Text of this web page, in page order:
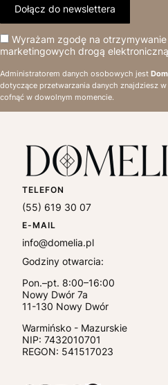
Dołącz do newslettera
Wyrażam zgodę na
marketingowych drogą
Administratorem danych osobowych jest
dotyczące przetwarzania danych znajdziesz w
cofnąć w dowolnym momencie.
TELEFON
(55) 619 30 07
E-MAIL
info@domelia.pl
Godziny otwarcia:
Pon.–pt. 8:00–16:00
Nowy Dwór 7a
11-130 Nowy Dwór
Warmińsko - Mazurskie
NIP: 7432010701
REGON: 541517023